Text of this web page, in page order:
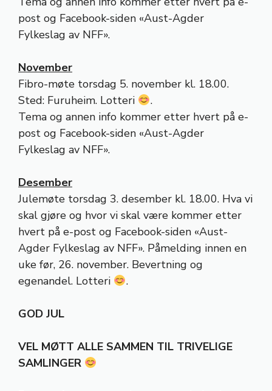
post og Facebook-siden «Aust-Agder
Fylkeslag av NFF».
November
Fibro-møte torsdag 5. november kl. 18.00.
Sted: Furuheim. Lotteri
.
Tema og annen info kommer etter hvert på e-
post og Facebook-siden «Aust-Agder
Fylkeslag av NFF».
Desember
Julemøte torsdag 3. desember kl. 18.00. Hva vi
skal gjøre og hvor vi skal være kommer etter
hvert på e-post og Facebook-siden «Aust-
Agder Fylkeslag av NFF». Påmelding innen en
uke før, 26. november. Bevertning og
egenandel. Lotteri
.
GOD JUL
VEL MØTT ALLE SAMMEN TIL TRIVELIGE
SAMLINGER